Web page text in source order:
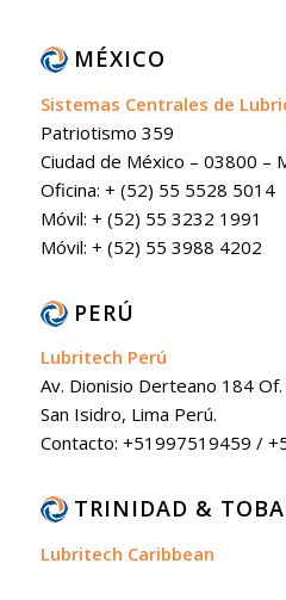
MÉXICO
Sistemas Centrales de
Patriotismo 359
Ciudad de México – 03800 –
Oficina: + (52) 55 5528 5014
Móvil: + (52) 55 3232 1991
Móvil: + (52) 55 3988 4202
PERÚ
Lubritech Perú
Av. Dionisio Derteano 184 Of.
San Isidro, Lima Perú.
Contacto: +51997519459 /
TRINIDAD &
Lubritech Caribbean